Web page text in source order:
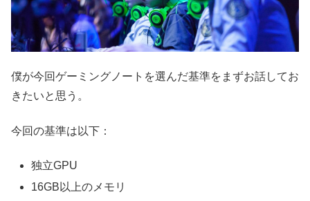
僕が今回ゲーミングノートを選んだ基準をまずお話してお
きたいと思う。
今回の基準は以下：
独立GPU
16GB以上のメモリ